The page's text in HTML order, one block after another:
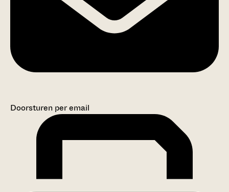
Doorsturen per email